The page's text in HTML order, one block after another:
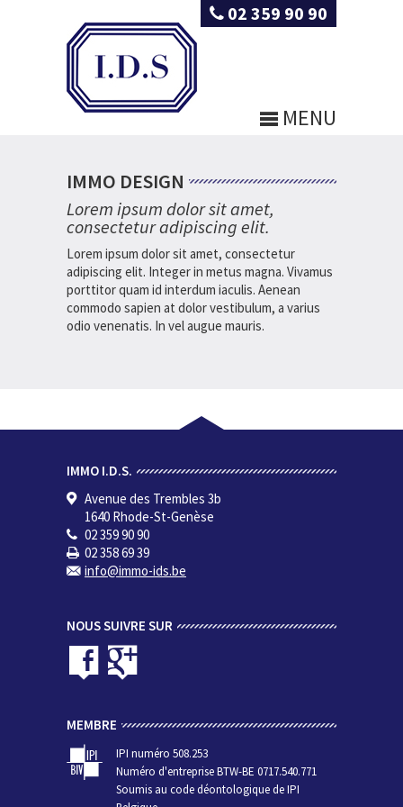
02 359 90 90
MENU
IMMO DESIGN
Lorem ipsum dolor sit amet,
consectetur adipiscing elit.
Lorem ipsum dolor sit amet, consectetur
adipiscing elit. Integer in metus magna. Vivamus
porttitor quam id interdum iaculis. Aenean
commodo sapien at dolor vestibulum, a varius
odio venenatis. In vel augue mauris.
IMMO I.D.S.
Avenue des Trembles 3b
1640 Rhode-St-Genèse
02 359 90 90
02 358 69 39
info@immo-ids.be
NOUS SUIVRE SUR
MEMBRE
IPI numéro 508.253
Numéro d'entreprise BTW-BE 0717.540.771
Soumis au code déontologique de IPI